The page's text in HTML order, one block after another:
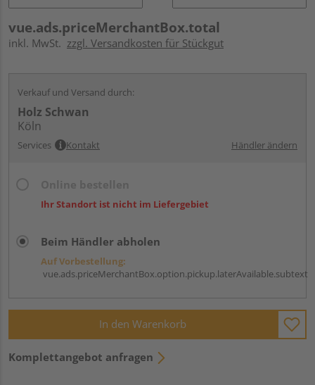
vue.ads.priceMerchantBox.total
inkl. MwSt. zzgl. Versandkosten für Stückgut
Verkauf und Versand durch:
Holz Schwan
Köln
Services Kontakt Händler ändern
Ihr Standort ist nicht im Liefergebiet
Beim Händler abholen
Auf Vorbestellung:
vue.ads.priceMerchantBox.option.pickup.laterAvailable.subtext
In den Warenkorb
Komplettangebot anfragen